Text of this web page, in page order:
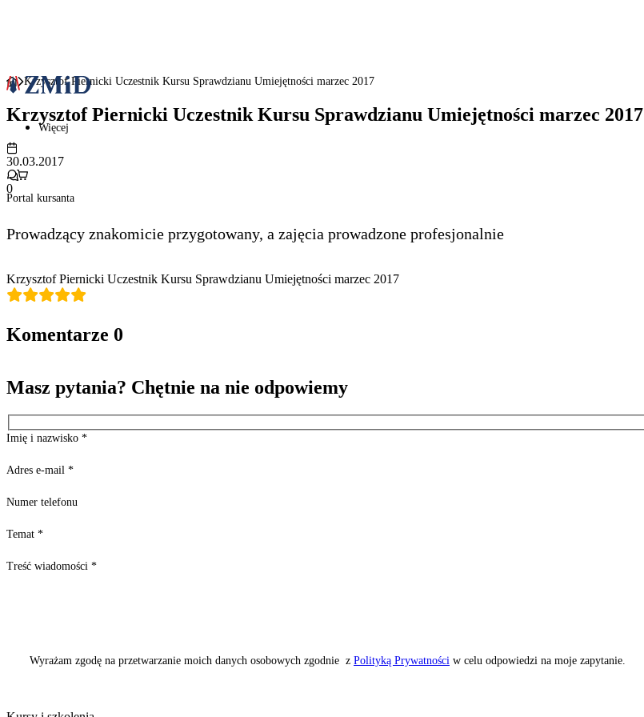
Więcej
Portal kursanta
Krzysztof Piernicki Uczestnik Kursu Sprawdzianu Umiejętności marzec 2017
Krzysztof Piernicki Uczestnik Kursu Sprawdzianu Umiejętności marzec 2017
30.03.2017
0
Prowadzący znakomicie przygotowany, a zajęcia prowadzone profesjonalnie
Krzysztof Piernicki Uczestnik Kursu Sprawdzianu Umiejętności marzec 2017
Komentarze 0
Masz pytania? Chętnie na nie odpowiemy
Imię i nazwisko *
Adres e-mail *
Numer telefonu
Temat *
Treść wiadomości *
Wyrażam zgodę na przetwarzanie moich danych osobowych zgodnie z Polityką Prywatności w celu odpowiedzi na moje zapytanie.